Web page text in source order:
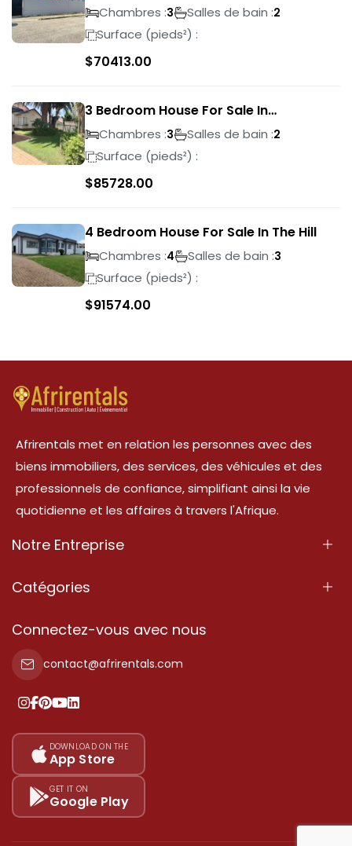
Chambres :3 Salles de bain :2
Surface (pieds²) :
$70413.00
3 Bedroom House For Sale In
Suideroord
Chambres :3 Salles de bain :2
Surface (pieds²) :
$85728.00
4 Bedroom House For Sale In The Hill
Chambres :4 Salles de bain :3
Surface (pieds²) :
$91574.00
Afrirentals met en relation les personnes avec des
biens immobiliers, des services, des véhicules et des
professionnels de confiance, simplifiant ainsi la vie
quotidienne et les affaires à travers l'Afrique.
Notre Entreprise
À Propos
Conditions d'Utilisation
Politique de Confidentialité
Nos tarifs
Plan du site
Catégories
Propriété
Propriété à vendre
Propriété à louer
Ajoutez votre témoignage
Connectez-vous avec nous
contact@afrirentals.com
DOWNLOAD ON THE
App Store
GET IT ON
Google Play